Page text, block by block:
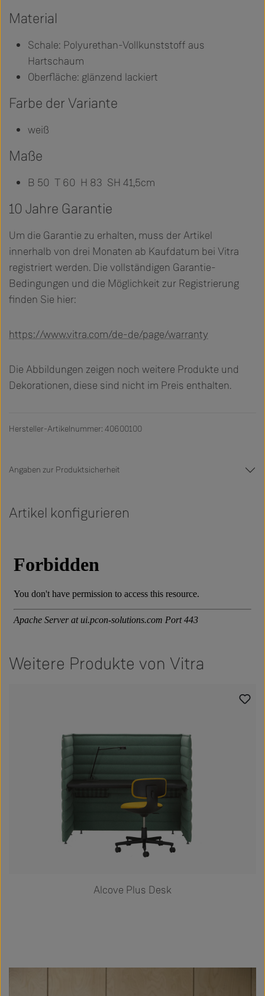
Material
Schale: Polyurethan-Vollkunststoff aus
Hartschaum
Oberfläche: glänzend lackiert
Farbe der Variante
weiß
Maße
B 50 T 60 H 83 SH 41,5cm
10 Jahre Garantie
Um die Garantie zu erhalten, muss der Artikel
innerhalb von drei Monaten ab Kaufdatum bei Vitra
registriert werden. Die vollständigen Garantie-
Bedingungen und die Möglichkeit zur Registrierung
finden Sie hier:
https://www.vitra.com/de-de/page/warranty
Die Abbildungen zeigen noch weitere Produkte und
Dekorationen, diese sind nicht im Preis enthalten.
Hersteller-Artikelnummer: 40600100
Angaben zur Produktsicherheit
Artikel konfigurieren
Weitere Produkte von Vitra
Alcove Plus Desk